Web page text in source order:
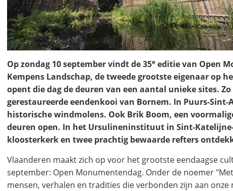
Op zondag 10 september vindt de 35e editie van Open
Kempens Landschap, de tweede grootste eigenaar op
opent die dag de deuren van een aantal unieke sites.
gerestaureerde eendenkooi van Bornem. In Puurs-Sint-
historische windmolens. Ook Brik Boom, een
deuren open. In het Ursulineninstituut in Sint-
kloosterkerk en twee prachtig bewaarde refters
Vlaanderen maakt zich op voor het grootste eendaagse
september: Open Monumentendag. Onder de noemer
mensen, verhalen en tradities die verbonden zijn aan